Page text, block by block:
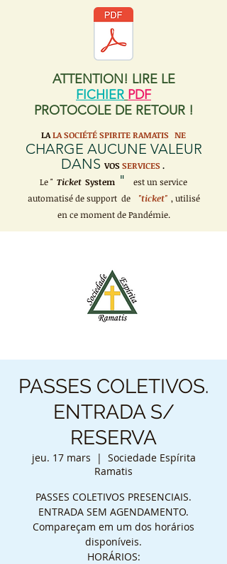
ATTENTION! LIRE LE
FICHIER PDF
PROTOCOLE DE RETOUR !
LALA SOCIÉTÉ SPIRITE RAMATIS NE
CHARGE AUCUNE VALEUR
DANS VOS SERVICES.
Le " Ticket System "
est un service
automatisé de support de
"ticket" , utilisé
en ce moment de Pandémie.
PASSES COLETIVOS.
ENTRADA S/
RESERVA
jeu. 17 mars
  |
Sociedade Espírita
Ramatis
PASSES COLETIVOS PRESENCIAIS.
ENTRADA SEM AGENDAMENTO.
Compareçam em um dos horários
disponíveis.
HORÁRIOS: